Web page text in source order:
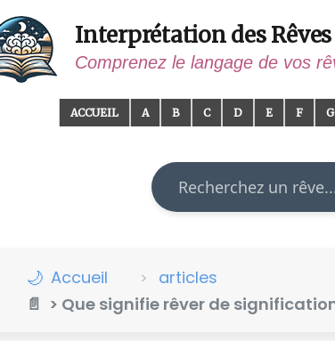
Interprétation des
Comprenez le langage de vos
ACCUEIL A B C D E F
Rechercher
Accueil
articles
> Que signifie rêver de